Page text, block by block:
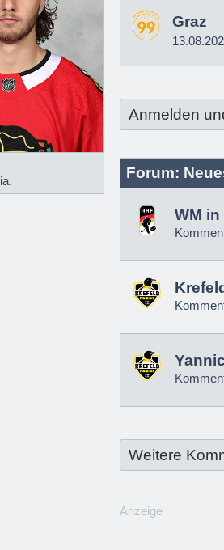
Graz
Anmelden
Forum:
WM
Weitere
Anzeige